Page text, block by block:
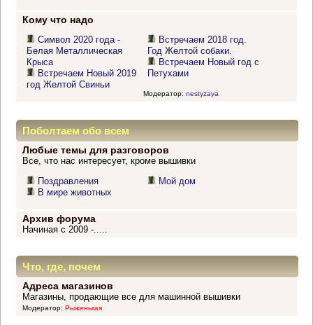
Кому что надо
Символ 2020 года -
Белая Металлическая
Крыса
Встречаем Новый 2019
год Желтой Свиньи
Встречаем 2018 год.
Год Желтой собаки.
Встречаем Новый год с
Петухами
Модератор: nestyzaya
Поболтаем обо всем
Любые темы для разговоров
Все, что нас интересует, кроме вышивки
Поздравления
В мире животных
Мой дом
Архив форума
Начиная с 2009 -.....
Что, где, почем
Адреса магазинов
Магазины, продающие все для машинной вышивки
Модератор: Рыженькая